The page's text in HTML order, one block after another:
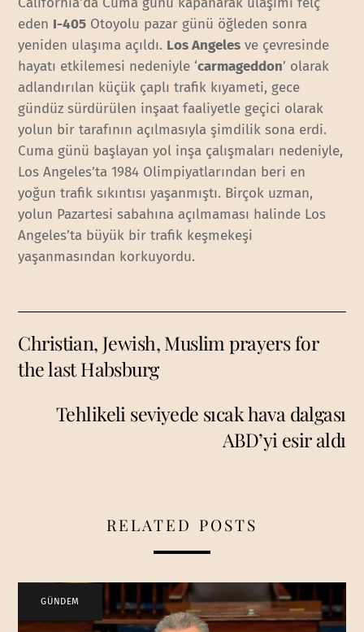
eden I-405 Otoyolu pazar günü öğleden sonra
yeniden ulaşıma açıldı. Los Angeles ve çevresinde
hayatı etkilemesi nedeniyle ‘carmageddon’ olarak
adlandırılan küçük çaplı trafik kıyameti, gece
gündüz sürdürülen inşaat faaliyetle geçici olarak
yolun bir tarafının açılmasıyla şimdilik sona erdi.
Cuma günü başlayan yol inşa çalışmaları nedeniyle,
Los Angeles’ta 1984 Olimpiyatlarından beri en
yoğun trafik sıkıntısı yaşanmıştı. Birçok uzman,
yolun Pazartesi sabahına açılmaması halinde Los
Angeles’ta büyük bir trafik keşmekeşi
yaşanmasından korkuyordu.
Christian, Jewish, Muslim prayers for
the last Habsburg
Tehlikeli seviyede sıcak hava dalgası
ABD’yi esir aldı
RELATED POSTS
GÜNDEM